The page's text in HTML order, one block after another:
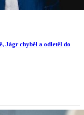
Jágr chyběl a odletěl do